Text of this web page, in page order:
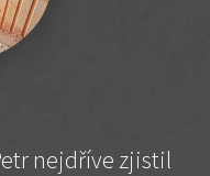
nejdříve zjistil